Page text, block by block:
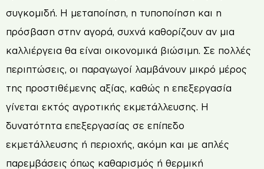
συγκομιδή. Η μεταποίηση, η τυποποίηση και η
πρόσβαση στην αγορά, συχνά καθορίζουν αν μια
καλλιέργεια θα είναι οικονομικά βιώσιμη. Σε πολλές
περιπτώσεις, οι παραγωγοί λαμβάνουν μικρό μέρος
της προστιθέμενης αξίας, καθώς η επεξεργασία
γίνεται εκτός αγροτικής εκμετάλλευσης. Η
δυνατότητα επεξεργασίας σε επίπεδο
εκμετάλλευσης ή περιοχής, ακόμη και με απλές
παρεμβάσεις όπως καθαρισμός ή θερμική